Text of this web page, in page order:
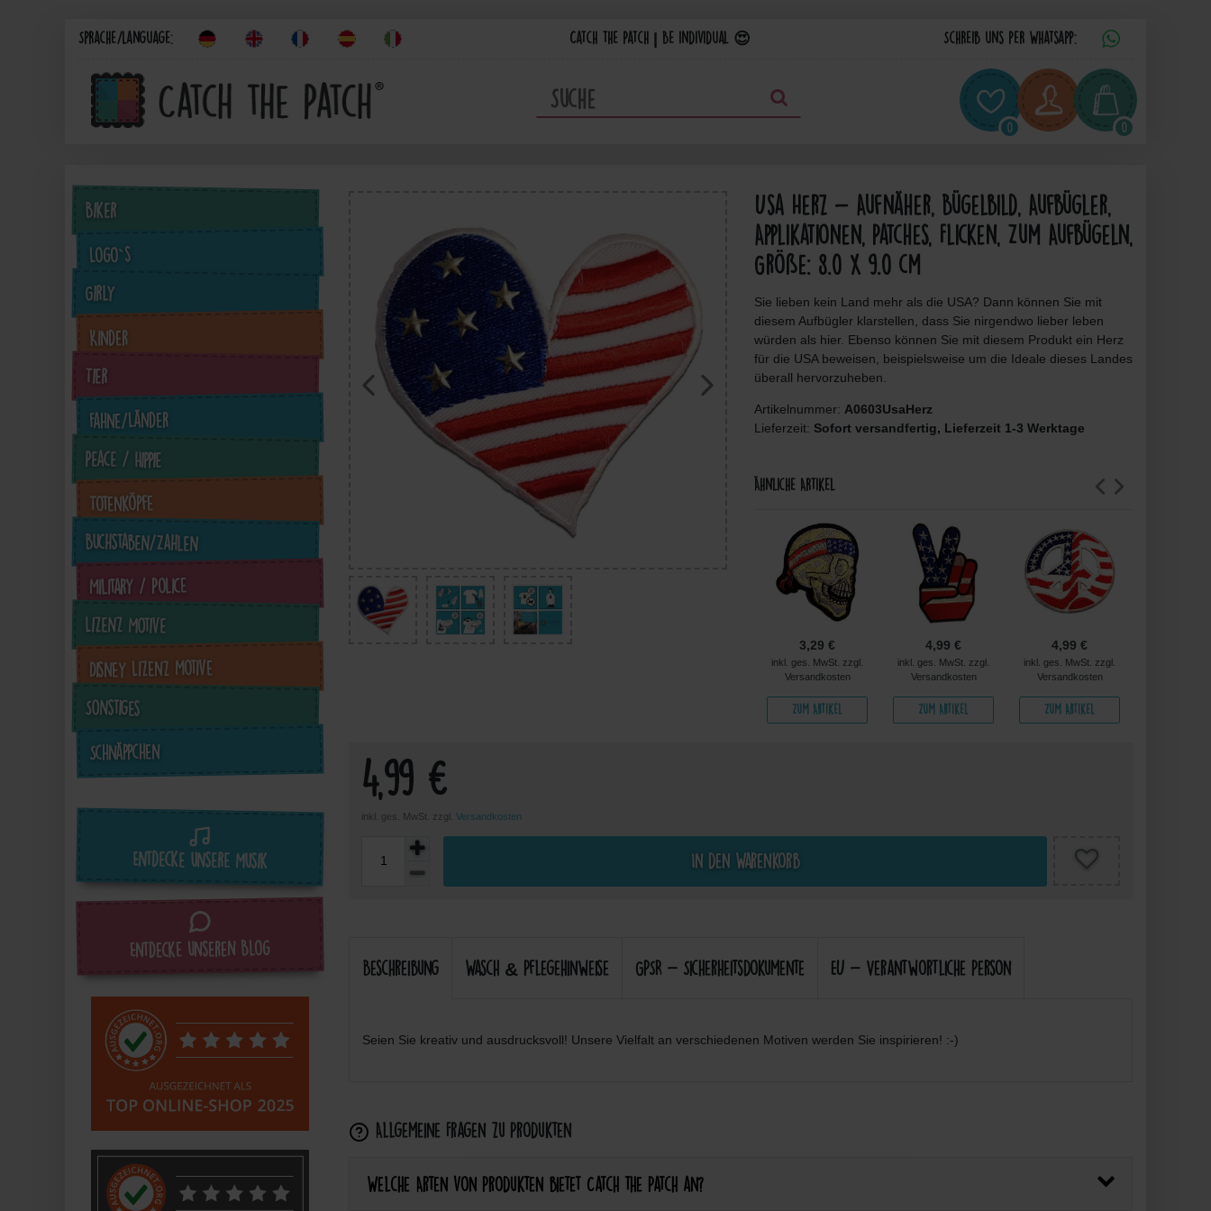
Sprache/Language: Catch the Patch | Be individual 😍 Schreib uns per Whatsapp:
0 0
Biker
Logo`s
Girly
Kinder
Tier
Fahne/Länder
Peace / Hippie
Totenköpfe
Buchstaben/Zahlen
Military / Police
Lizenz Motive
Disney Lizenz Motive
Sonstiges
Schnäppchen
Entdecke unsere Musik
Entdecke unseren Blog
Usa Herz - Aufnäher, Bügelbild, Aufbügler,
Applikationen, Patches, Flicken, Zum Aufbügeln,
Größe: 8.0 x 9.0 cm
Sie lieben kein Land mehr als die USA? Dann können Sie mit
diesem Aufbügler klarstellen, dass Sie nirgendwo lieber leben
würden als hier. Ebenso können Sie mit diesem Produkt ein Herz
für die USA beweisen, beispielsweise um die Ideale dieses Landes
überall hervorzuheben.
Artikelnummer: A0603UsaHerz
Lieferzeit: Sofort versandfertig, Lieferzeit 1-3 Werktage
Ähnliche Artikel
4,99 € 3,29 €
inkl. ges. MwSt. zzgl.
Versandkosten
Zum Artikel
4,99 €
inkl. ges. MwSt. zzgl.
Versandkosten
Zum Artikel
4,99 €
inkl. ges. MwSt. zzgl.
Versandkosten
Zum Artikel
4,99 €
inkl. ges. MwSt. zzgl. Versandkosten
In den Warenkorb
Beschreibung Wasch & Pflegehinweise GPSR - Sicherheitsdokumente EU - Verantwortliche Person
Seien Sie kreativ und ausdrucksvoll! Unsere Vielfalt an verschiedenen Motiven werden Sie inspirieren! :-)
Allgemeine Fragen zu Produkten
Welche Arten von Produkten bietet Catch the Patch an?